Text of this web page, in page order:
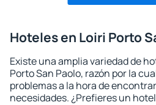
Hoteles en Loiri Porto
Existe una amplia variedad de
Porto San Paolo, razón por la
problemas a la hora de
necesidades. ¿Prefieres un